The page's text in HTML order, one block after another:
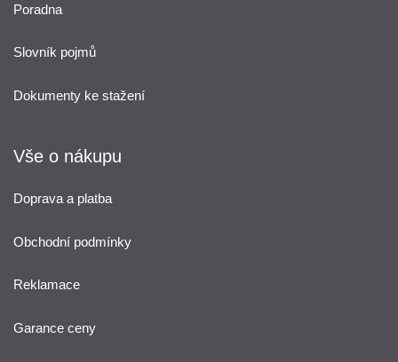
Poradna
Slovník pojmů
Dokumenty ke stažení
Vše o nákupu
Doprava a platba
Obchodní podmínky
Reklamace
Garance ceny